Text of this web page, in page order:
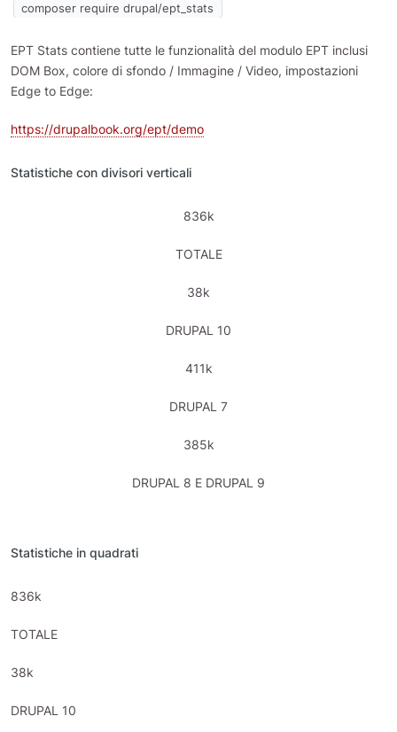
composer require drupal/ept_stats
EPT Stats contiene tutte le funzionalità del modulo EPT inclusi
DOM Box, colore di sfondo / Immagine / Video, impostazioni
Edge to Edge:
https://drupalbook.org/ept/demo
Statistiche con divisori verticali
836k
TOTALE
38k
DRUPAL 10
411k
DRUPAL 7
385k
DRUPAL 8 E DRUPAL 9
Statistiche in quadrati
836k
TOTALE
38k
DRUPAL 10